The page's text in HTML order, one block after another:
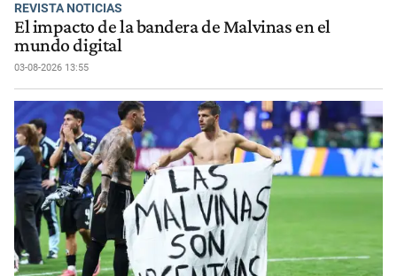
REVISTA NOTICIAS
El impacto de la bandera de Malvinas en el
mundo digital
03-08-2026 13:55